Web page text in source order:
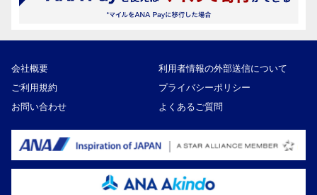
会社概要
利用者情報の外部送信について
ご利用規約
プライバシーポリシー
お問い合わせ
よくあるご質問